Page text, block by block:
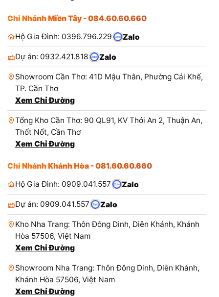
Chi Nhánh Miền Tây - 084.60.60.660
Hộ Gia Đình: 0396.796.229
Zalo
Dự án: 0932.421.818 Zalo
Showroom Cần Thơ: 41D Mậu Thân, Phường Cái Khế,
TP. Cần Thơ
Xem Chỉ Đường
Tổng Kho Cần Thơ: 90 QL91, KV Thới An 2, Thuận An,
Thốt Nốt, Cần Thơ
Xem Chỉ Đường
Chi Nhánh Khánh Hòa - 081.60.60.660
Hộ Gia Đình: 0909.041.557
Zalo
Dự án: 0909.041.557 Zalo
Kho Nha Trang: Thôn Đông Dinh, Diên Khánh, Khánh
Hòa 57506, Việt Nam
Xem Chỉ Đường
Showroom Nha Trang: Thôn Đông Dinh, Diên Khánh,
Khánh Hòa 57506, Việt Nam
Xem Chỉ Đường